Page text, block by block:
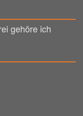
gehöre ich